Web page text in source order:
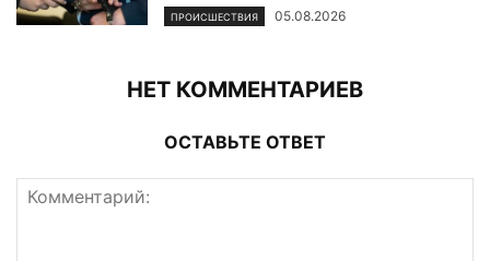
ПРОИСШЕСТВИЯ 05.08.2026
НЕТ КОММЕНТАРИЕВ
ОСТАВЬТЕ ОТВЕТ